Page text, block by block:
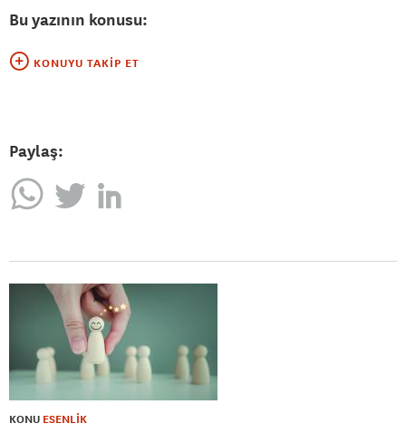
Bu yazının konusu:
KONUYU TAKIP ET
Paylaş:
KONU ESENLİK